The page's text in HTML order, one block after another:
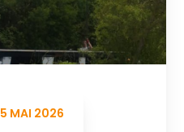
5 MAI 2026